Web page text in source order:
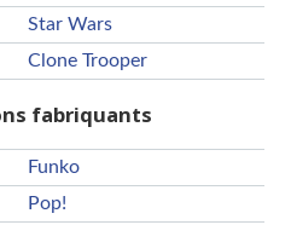
Star Wars
Clone Trooper
fabriquants
Funko
Pop!